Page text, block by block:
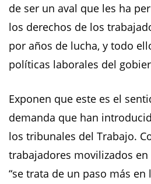
de ser un aval que les ha
los derechos de los
por años de lucha, y todo
políticas laborales del
Exponen que este es el
demanda que han
los tribunales del Trabajo.
trabajadores movilizados en
“se trata de un paso más